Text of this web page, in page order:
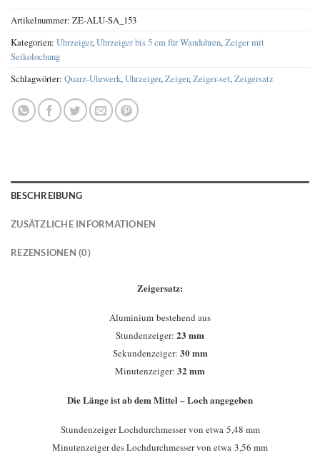
Artikelnummer: ZE-ALU-SA_153
Kategorien: Uhrzeiger,Uhrzeiger bis 5 cm für Wanduhren,Zeiger mit
Seikolochung
Schlagwörter: Quarz-Uhrwerk,Uhrzeiger,Zeiger,Zeiger-set,Zeigersatz
BESCHREIBUNG
ZUSÄTZLICHE INFORMATIONEN
REZENSIONEN (0)
Zeigersatz:
Aluminium bestehend aus
Stundenzeiger: 23 mm
Sekundenzeiger: 30 mm
Minutenzeiger: 32 mm
Die Länge ist ab dem Mittel – Loch angegeben
Stundenzeiger Lochdurchmesser von etwa 5,48 mm
Minutenzeiger des Lochdurchmesser von etwa 3,56 mm